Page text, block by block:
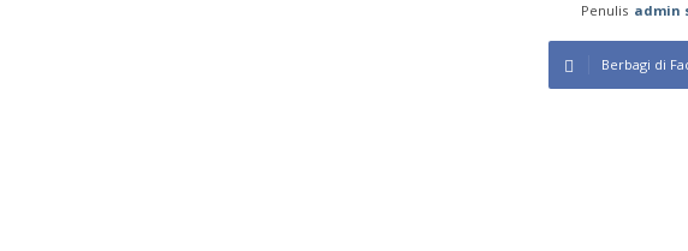
Penulis admin
Berbagi di